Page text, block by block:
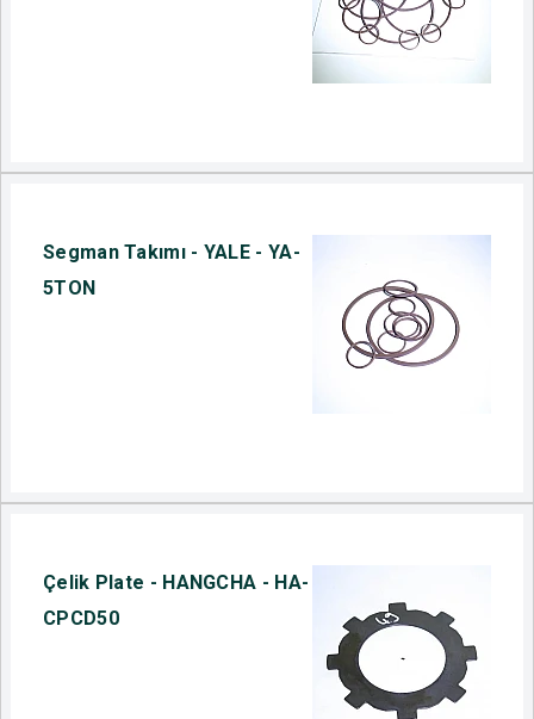
Segman Takımı - YALE - YA-
5TON
Çelik Plate - HANGCHA - HA-
CPCD50